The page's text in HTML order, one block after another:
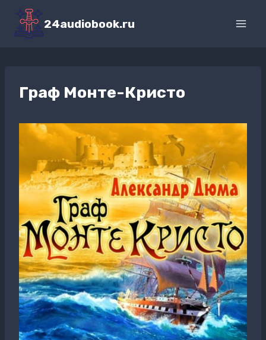
Перейти
содержимому
24audiobook.ru
Граф Монте-Кристо